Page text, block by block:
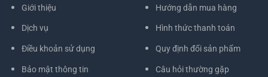
Giới thiệu
Dịch vụ
Điều khoản sử dụng
Bảo mật thông tin
Hướng dẫn mua hàng
Hình thức thanh toán
Quy định đổi sản phẩm
Câu hỏi thường gặp